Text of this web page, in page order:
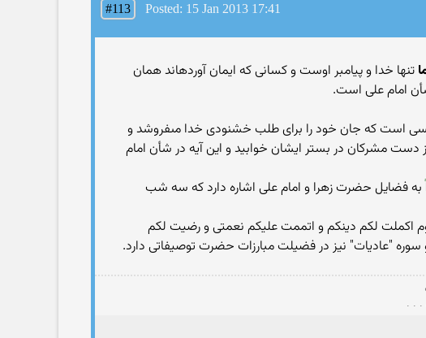
#113 Posted: 15 Jan 2013 17:41
تنها خدا و پیامبر اوست و کسانى که ایمان آورده‏اند همان
امام علی است.
کسى است که جان خود را براى طلب خشنودى خدا مى‏فروشد و
دست مشرکان در بستر ایشان خوابید و این آیه در شأن امام
به فضایل حضرت زهرا و امام علی اشاره دارد که سه شب
اکملت لکم دینکم و اتممت علیکم نعمتی و رضیت لکم
سوره "عادیات" نیز در فضیلت مبارزات حضرت توصیفاتی دارد.
. . .